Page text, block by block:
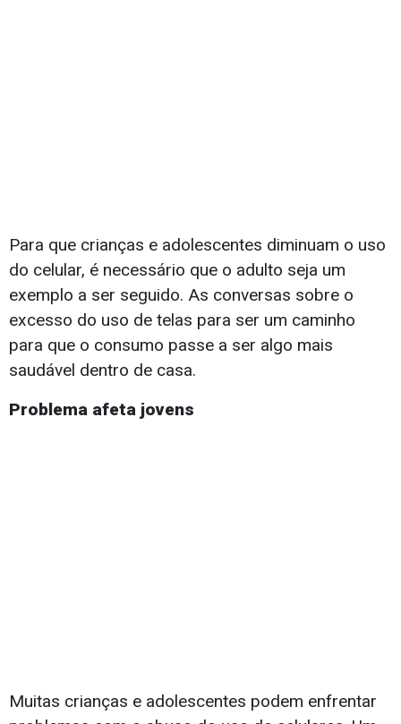
Para que crianças e adolescentes diminuam o uso
do celular, é necessário que o adulto seja um
exemplo a ser seguido. As conversas sobre o
excesso do uso de telas para ser um caminho
para que o consumo passe a ser algo mais
saudável dentro de casa.
Problema afeta jovens
Muitas crianças e adolescentes podem enfrentar